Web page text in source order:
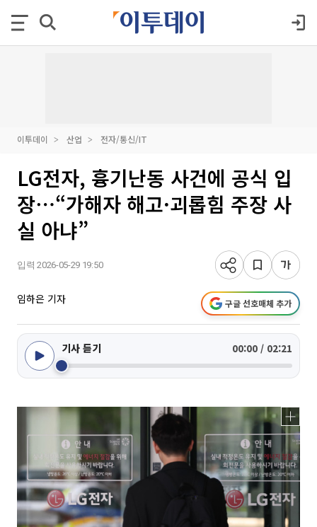
이투데이 산업 전자/통신/IT
LG전자, 흉기난동 사건에 공식 입
장⋯“가해자 해고·괴롭힘 주장 사
실 아냐”
입력 2026-05-29 19:50
임하은 기자 구글 선호매체 추가
기사 듣기 00:00 / 02:21